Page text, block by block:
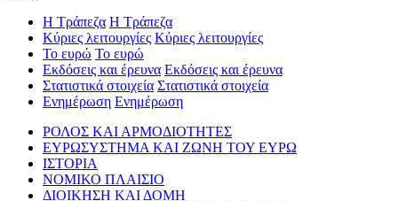
Η Τράπεζα Η Τράπεζα
Κύριες λειτουργίες Κύριες λειτουργίες
Το ευρώ Το ευρώ
Εκδόσεις και έρευνα Εκδόσεις και έρευνα
Στατιστικά στοιχεία Στατιστικά στοιχεία
Ενημέρωση Ενημέρωση
ΡΟΛΟΣ ΚΑΙ ΑΡΜΟΔΙΟΤΗΤΕΣ
ΕΥΡΩΣΥΣΤΗΜΑ ΚΑΙ ΖΩΝΗ ΤΟΥ ΕΥΡΩ
ΙΣΤΟΡΙΑ
ΝΟΜΙΚΟ ΠΛΑΙΣΙΟ
ΔΙΟΙΚΗΣΗ ΚΑΙ ΔΟΜΗ